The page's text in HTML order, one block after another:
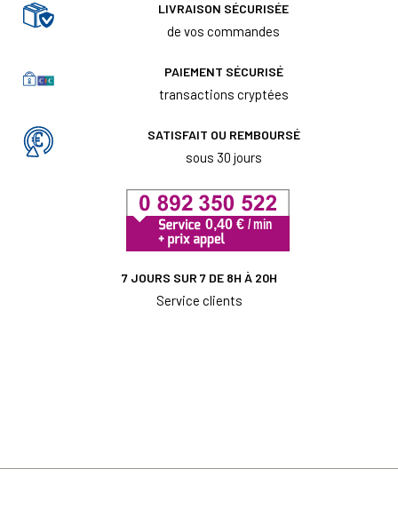
LIVRAISON SÉCURISÉE
de vos commandes
PAIEMENT SÉCURISÉ
transactions cryptées
SATISFAIT OU REMBOURSÉ
sous 30 jours
7 JOURS SUR 7 DE 8H À 20H
Service clients